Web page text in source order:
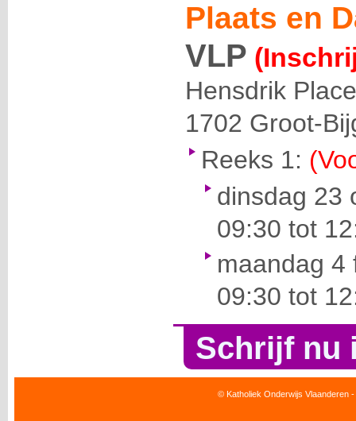
Plaats en
VLP
Hensdrik
1702 Groot-
Reeks 1:
dinsdag 23
09:30 tot
maandag 4
09:30 tot
Schrijf nu
© Katholiek Onderwijs Vlaanderen